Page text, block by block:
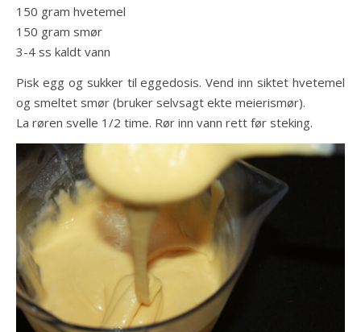
150 gram hvetemel
150 gram smør
3-4 ss kaldt vann
Pisk egg og sukker til eggedosis. Vend inn siktet hvetemel
og smeltet smør (bruker selvsagt ekte meierismør).
La røren svelle 1/2 time. Rør inn vann rett før steking.